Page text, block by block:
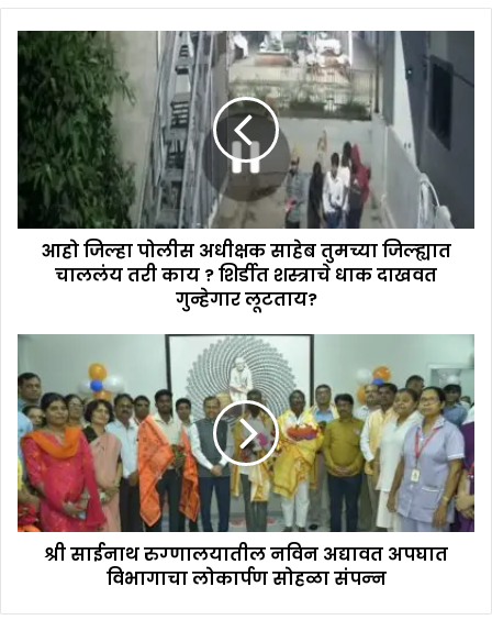
आहो जिल्हा पोलीस अधीक्षक साहेब तुमच्या जिल्ह्यात
चाललंय तरी काय ? शिर्डीत शस्त्राचे धाक दाखवत
गुन्हेगार लूटताय?
श्री साईनाथ रुग्‍णालयातील नविन अद्यावत अपघात
विभागाचा लोकार्पण सोहळा संपन्‍न